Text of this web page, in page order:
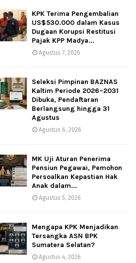
KPK Terima Pengembalian
US$530.000 dalam Kasus
Dugaan Korupsi Restitusi
Pajak KPP Madya...
Agustus 7, 2026
Seleksi Pimpinan BAZNAS
Kaltim Periode 2026–2031
Dibuka, Pendaftaran
Berlangsung hingga 31
Agustus
Agustus 6, 2026
MK Uji Aturan Penerima
Pensiun Pegawai, Pemohon
Persoalkan Kepastian Hak
Anak dalam...
Agustus 5, 2026
Mengapa KPK Menjadikan
Tersangka ASN BPK
Sumatera Selatan?
Agustus 4, 2026